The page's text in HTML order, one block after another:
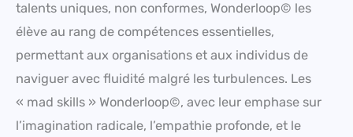
talents uniques, non conformes, Wonderloop© les
élève au rang de compétences essentielles,
permettant aux organisations et aux individus de
naviguer avec fluidité malgré les turbulences. Les
« mad skills » Wonderloop©, avec leur emphase sur
l’imagination radicale, l’empathie profonde, et le